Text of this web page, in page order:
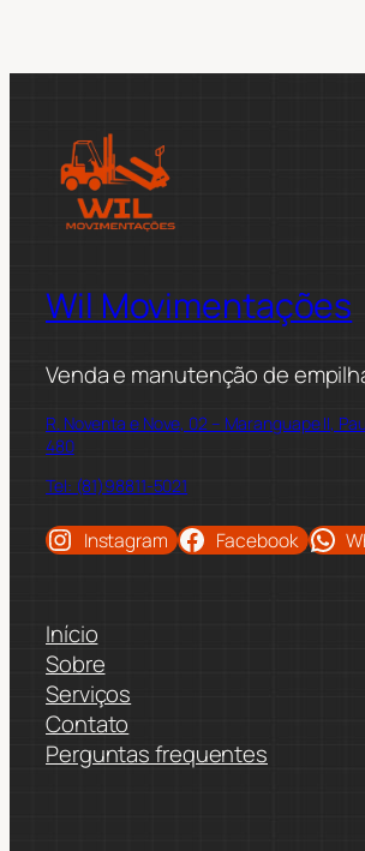
Wil Movimentações
Venda e manutenção de
R. Noventa e Nove, 02 – Maranguape II,
480
Tel: (81)98811-5021
Instagram Facebook
Início
Sobre
Serviços
Contato
Perguntas frequentes